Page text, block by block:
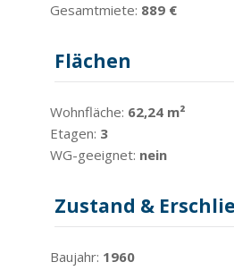
Gesamtmiete: 889 €
Flächen
Wohnfläche: 62,24 m²
Etagen: 3
WG-geeignet: nein
Zustand &
Baujahr: 1960